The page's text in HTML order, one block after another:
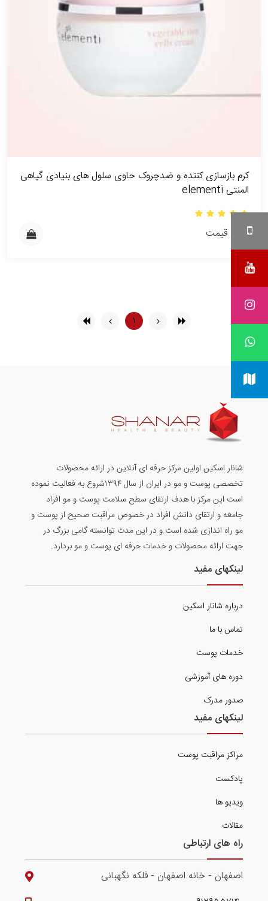
کرم بازسازی کننده و ضدچروک حاوی سلول های بنیادی گیاهی
المنتی elementi
بدون قیمت
۱
شانار اسکین اولین مرکز حرفه ای آنلاین در ارائه محصولات
تخصصی پوست و مو در ایران از سال ۱۳۹۴شروع به فعالیت نموده
است این مرکز با هدف ارتقای سطح سلامت پوست و مو افراد
جامعه و ارتقای دانش افراد در خصوص مراقبت صحیح از پوست و
مو راه اندازی شده است.و در این مدت توانسته گامی بزرگ در
جهت ارائه محصولات و خدمات حرفه ای پوست و مو بردارد.
لینکهای مفید
درباره شانار اسکین
تماس با ما
خدمات پوست
دوره های آموزشی
صدور مدرک
لینکهای مفید
مراکز مراقبت پوست
پادکست
ویدیو ها
مقالات
راه های ارتباطی
اصفهان - خانه اصفهان - فلکه نگهبانی